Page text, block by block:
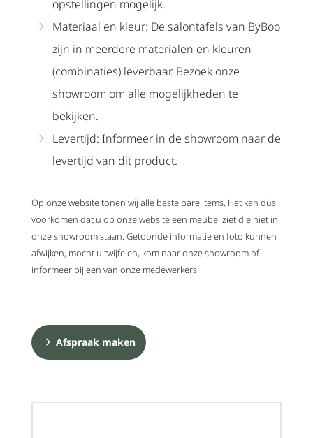
opstellingen mogelijk.
Materiaal en kleur: De salontafels van ByBoo
zijn in meerdere materialen en kleuren
(combinaties) leverbaar. Bezoek onze
showroom om alle mogelijkheden te
bekijken.
Levertijd: Informeer in de showroom naar de
levertijd van dit product.
Op onze website tonen wij alle bestelbare items. Het kan dus
voorkomen dat u op onze website een meubel ziet die niet in
onze showroom staan. Getoonde informatie en foto kunnen
afwijken, mocht u twijfelen, kom naar onze showroom of
informeer bij een van onze medewerkers.
Afspraak maken